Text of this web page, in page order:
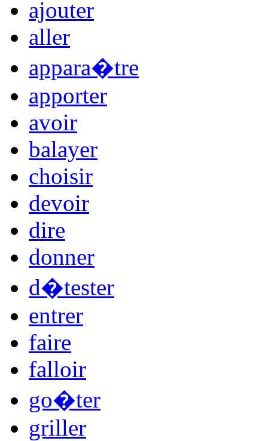
ajouter
aller
appara�tre
apporter
avoir
balayer
choisir
devoir
dire
donner
d�tester
entrer
faire
falloir
go�ter
griller